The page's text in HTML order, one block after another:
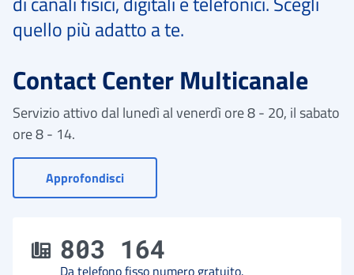
quello più adatto a te.
Contact Center Multicanale
Servizio attivo dal lunedì al venerdì ore 8 - 20, il sabato
ore 8 - 14.
Approfondisci- Vai a Contact Center
803 164